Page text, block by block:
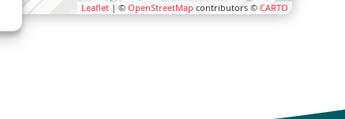
Leaflet| © OpenStreetMap contributors © CARTO